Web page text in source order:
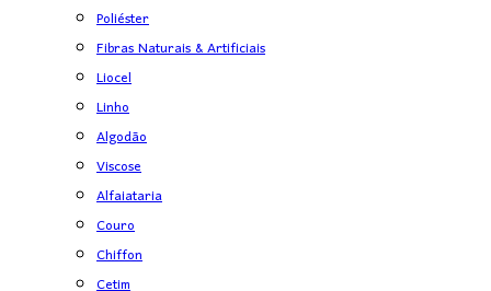
Poliéster
Fibras Naturais & Artificiais
Liocel
Linho
Algodão
Viscose
Alfaiataria
Couro
Chiffon
Cetim